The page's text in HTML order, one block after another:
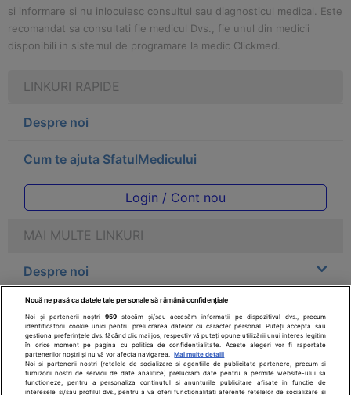
si informare si nu inlocuiesc consultul sau diagnosticul medical. Este
recomandat sa consultati fie medicul Dvs., fie unul din medicii
disponibili in sistemul de programare la medic Clickmed.
LINKURI RAPIDE
Despre noi
Cum te ajuta SfatulMedicului
Login / Cont nou
MAI MULTE LINKURI
Despre noi
Legal
Drepturile consumatorului
Parteneri
Nouă ne pasă ca datele tale personale să rămână confidențiale
Noi și partenerii noștri959 stocăm și/sau accesăm informații pe dispozitivul dvs., precum
identificatorii cookie unici pentru prelucrarea datelor cu caracter personal. Puteți accepta sau
gestiona preferințele dvs. făcând clic mai jos, respectiv vă puteți opune utilizării unui interes legitim
în orice moment pe pagina cu politica de confidențialitate. Aceste alegeri vor fi raportate
partenerilor noștri și nu vă vor afecta navigarea.
Mai multe detalii
Noi si partenerii nostri (retelele de socializare si agentiile de publicitate partenere, precum si
furnizorii nostri de servicii de date analitice) prelucram date pentru a permite website-ului sa
functioneze, pentru a personaliza continutul si anunturile publicitare afisate in functie de
interesele si/sau profilul dvs., pentru a va oferi functionalitati aferente retelelor de socializare si